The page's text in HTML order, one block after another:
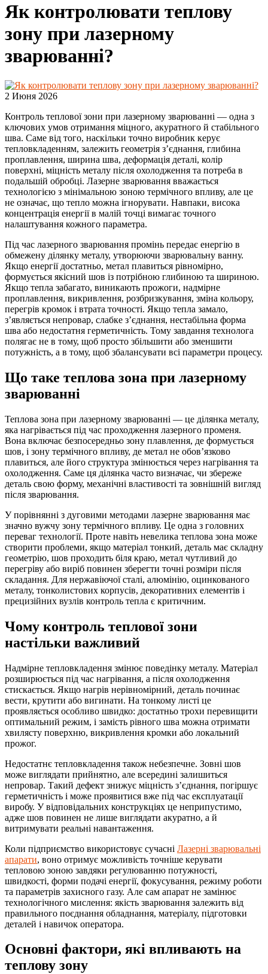
Як контролювати теплову
зону при лазерному
зварюванні?
2 Июня 2026
Контроль теплової зони при лазерному зварюванні — одна з
ключових умов отримання міцного, акуратного й стабільного
шва. Саме від того, наскільки точно виробник керує
тепловкладенням, залежить геометрія з’єднання, глибина
проплавлення, ширина шва, деформація деталі, колір
поверхні, міцність металу після охолодження та потреба в
подальшій обробці. Лазерне зварювання вважається
технологією з мінімальною зоною термічного впливу, але це
не означає, що тепло можна ігнорувати. Навпаки, висока
концентрація енергії в малій точці вимагає точного
налаштування кожного параметра.
Під час лазерного зварювання промінь передає енергію в
обмежену ділянку металу, утворюючи зварювальну ванну.
Якщо енергії достатньо, метал плавиться рівномірно,
формується якісний шов із потрібною глибиною та шириною.
Якщо тепла забагато, виникають прожоги, надмірне
проплавлення, викривлення, розбризкування, зміна кольору,
перегрів кромок і втрата точності. Якщо тепла замало,
з’являється непровар, слабке з’єднання, нестабільна форма
шва або недостатня герметичність. Тому завдання технолога
полягає не в тому, щоб просто збільшити або зменшити
потужність, а в тому, щоб збалансувати всі параметри процесу.
Що таке теплова зона при лазерному
зварюванні
Теплова зона при лазерному зварюванні — це ділянка металу,
яка нагрівається під час проходження лазерного променя.
Вона включає безпосередньо зону плавлення, де формується
шов, і зону термічного впливу, де метал не обов’язково
плавиться, але його структура змінюється через нагрівання та
охолодження. Саме ця ділянка часто визначає, чи збереже
деталь свою форму, механічні властивості та зовнішній вигляд
після зварювання.
У порівнянні з дуговими методами лазерне зварювання має
значно вужчу зону термічного впливу. Це одна з головних
переваг технології. Проте навіть невелика теплова зона може
створити проблеми, якщо матеріал тонкий, деталь має складну
геометрію, шов проходить біля краю, метал чутливий до
перегріву або виріб повинен зберегти точні розміри після
складання. Для нержавіючої сталі, алюмінію, оцинкованого
металу, тонколистових корпусів, декоративних елементів і
прецизійних вузлів контроль тепла є критичним.
Чому контроль теплової зони
настільки важливий
Надмірне тепловкладення змінює поведінку металу. Матеріал
розширюється під час нагрівання, а після охолодження
стискається. Якщо нагрів нерівномірний, деталь починає
вести, крутити або вигинати. На тонкому листі це
проявляється особливо швидко: достатньо трохи перевищити
оптимальний режим, і замість рівного шва можна отримати
хвилясту поверхню, викривлення кромки або локальний
прожог.
Недостатнє тепловкладення також небезпечне. Зовні шов
може виглядати прийнятно, але всередині залишиться
непровар. Такий дефект знижує міцність з’єднання, погіршує
герметичність і може проявитися вже під час експлуатації
виробу. У відповідальних конструкціях це неприпустимо,
адже шов повинен не лише виглядати акуратно, а й
витримувати реальні навантаження.
Коли підприємство використовує сучасні Лазерні зварювальні
апарати, воно отримує можливість точніше керувати
тепловою зоною завдяки регулюванню потужності,
швидкості, форми подачі енергії, фокусування, режиму роботи
та параметрів захисного газу. Але сам апарат не замінює
технологічного мислення: якість зварювання залежить від
правильного поєднання обладнання, матеріалу, підготовки
деталей і навичок оператора.
Основні фактори, які впливають на
теплову зону